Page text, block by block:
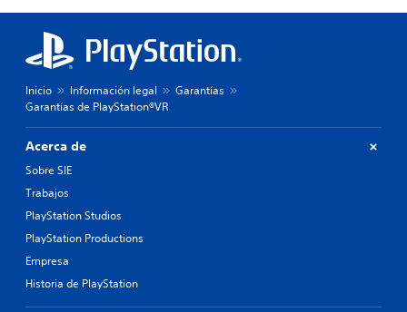
Inicio Información legal
Garantías
Garantías de PlayStation®VR
Acerca de
Sobre SIE
Trabajos
PlayStation Studios
PlayStation Productions
Empresa
Historia de PlayStation